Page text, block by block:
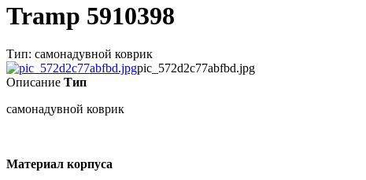
Tramp 5910398
Тип: самонадувной коврик
pic_572d2c77abfbd.jpg
Описание Тип
самонадувной коврик
Материал корпуса